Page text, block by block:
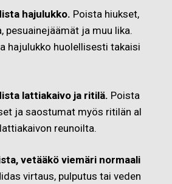
hajulukko. Poista hiukset,
pesuainejäämät ja muu lika.
hajulukko huolellisesti takaisi
lattiakaivo ja ritilä. Poista
ja saostumat myös ritilän al
reunoilta.
vetääkö viemäri normaali
virtaus, pulputus tai veden